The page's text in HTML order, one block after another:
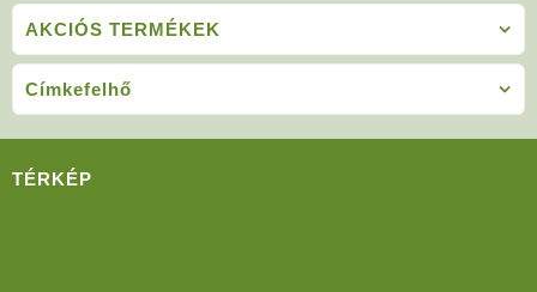
AKCIÓS TERMÉKEK
Címkefelhő
TÉRKÉP